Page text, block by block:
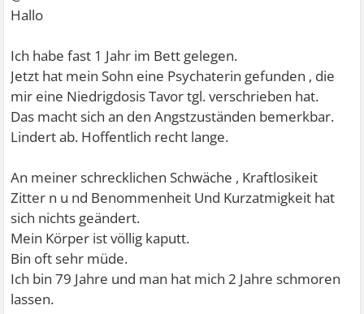
Hallo
Ich habe fast 1 Jahr im Bett gelegen.
Jetzt hat mein Sohn eine Psychaterin gefunden , die
mir eine Niedrigdosis Tavor tgl. verschrieben hat.
Das macht sich an den Angstzuständen bemerkbar.
Lindert ab. Hoffentlich recht lange.
An meiner schrecklichen Schwäche , Kraftlosikeit
Zitter n u nd Benommenheit Und Kurzatmigkeit hat
sich nichts geändert.
Mein Körper ist völlig kaputt.
Bin oft sehr müde.
Ich bin 79 Jahre und man hat mich 2 Jahre schmoren
lassen.